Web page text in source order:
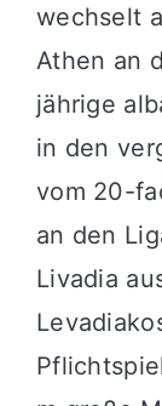
wechselt
Athen an
jährige
in den
vom 20-
an den
Livadia